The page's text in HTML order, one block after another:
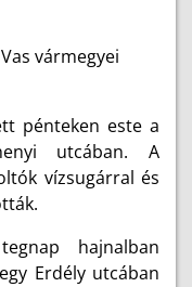
vármegyei
pénteken este a
utcában. A
vízsugárral és
hajnalban
Erdély utcában